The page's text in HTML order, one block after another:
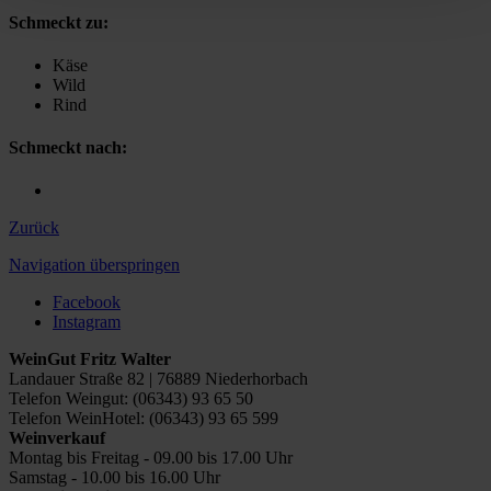
Schmeckt zu:
Käse
Wild
Rind
Schmeckt nach:
Zurück
Navigation überspringen
Facebook
Instagram
WeinGut Fritz Walter
Landauer Straße 82 | 76889 Niederhorbach
Telefon Weingut: (06343) 93 65 50
Telefon WeinHotel: (06343) 93 65 599
Weinverkauf
Montag bis Freitag - 09.00 bis 17.00 Uhr
Samstag - 10.00 bis 16.00 Uhr